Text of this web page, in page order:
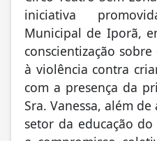
A manhã e a tarde
foram marcadas por
muita interação no
que recebeu a
Circo Teatro Sem
iniciativa
Municipal de Iporã,
conscientização